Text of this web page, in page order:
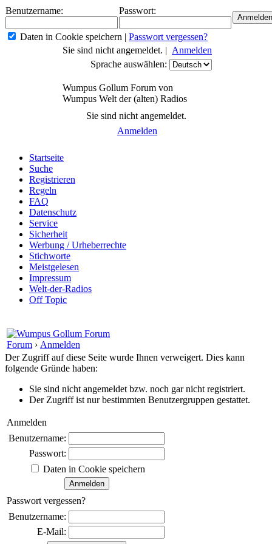
Benutzername: Passwort:
Daten in Cookie speichern | Passwort vergessen?
Sie sind nicht angemeldet. | Anmelden
Sprache auswählen:
Wumpus Gollum Forum von
Wumpus Welt der (alten) Radios
Sie sind nicht angemeldet.
Anmelden
Startseite
Suche
Registrieren
Regeln
FAQ
Datenschutz
Service
Sicherheit
Werbung / Urheberrechte
Stichworte
Meistgelesen
Impressum
Welt-der-Radios
Off Topic
Forum › Anmelden
Der Zugriff auf diese Seite wurde Ihnen verweigert. Dies kann
folgende Gründe haben:
Sie sind nicht angemeldet bzw. noch gar nicht registriert.
Der Zugriff ist nur bestimmten Benutzergruppen gestattet.
Anmelden
Benutzername:
Passwort:
Daten in Cookie speichern
Passwort vergessen?
Benutzername:
E-Mail: